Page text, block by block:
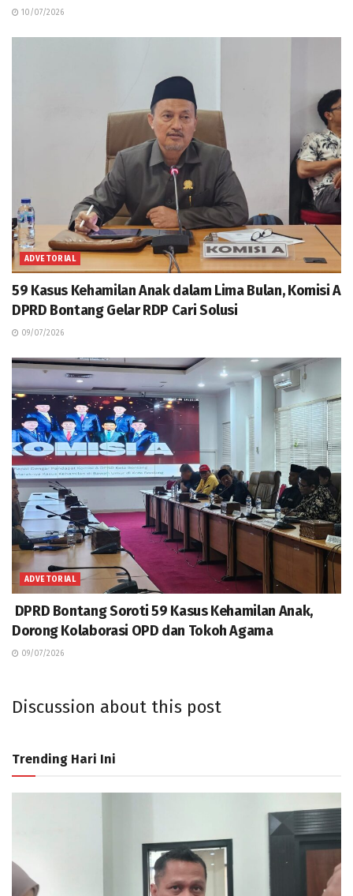
10/07/2026
ADVETORIAL
59 Kasus Kehamilan Anak dalam Lima Bulan, Komisi A
DPRD Bontang Gelar RDP Cari Solusi
09/07/2026
ADVETORIAL
DPRD Bontang Soroti 59 Kasus Kehamilan Anak,
Dorong Kolaborasi OPD dan Tokoh Agama
09/07/2026
Discussion about this post
Trending Hari Ini